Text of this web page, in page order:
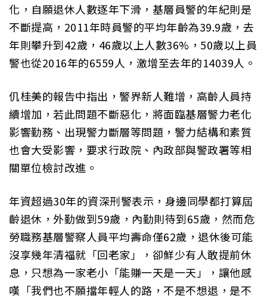
化，自願退休人數逐年下滑，基層員警的年紀則是
不斷提高，2011年時員警的平均年齡為39.9歲，去
年則攀升到42歲，46歲以上人數36%，50歲以上員
警也從2016年的6559人，激增至去年的14039人。
仉桂美的報告中指出，警界新人難增，高齡人員持
續增加，若此問題不斷惡化，將面臨基層警力老化
影響勤務、出現警力斷層等問題，警力結構和素質
也會大受影響，要求行政院、內政部與警政署等相
關單位檢討改進。
年資超過30年的資深刑警表示，身邊同學都打算屆
齡退休，外勤做到59歲，內勤則待到65歲，然而危
勞職務基層警察人員平均壽命僅62歲，退休後可能
沒享幾年清福就「回老家」，卻鮮少有人敢提前休
息，只想為一家老小「能賺一天是一天」，讓他感
嘆「我們也不願擋年輕人的路，不是不想退，是不